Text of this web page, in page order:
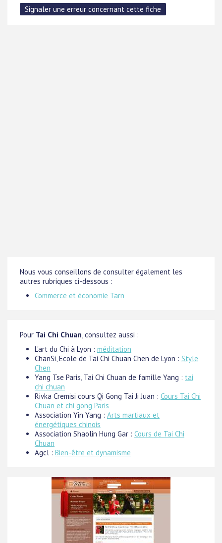
Nous vous conseillons de consulter également les
autres rubriques ci-dessous :
Commerce et économie Tarn
Pour Tai Chi Chuan, consultez aussi :
L'art du Chi à Lyon : méditation
ChanSi, Ecole de Tai Chi Chuan Chen de Lyon : Style
Chen
Yang Tse Paris, Tai Chi Chuan de famille Yang : tai
chi chuan
Rivka Cremisi cours Qi Gong Tai Ji Juan : Cours Tai Chi
Chuan et chi gong Paris
Association Yin Yang : Arts martiaux et
énergétiques chinois
Association Shaolin Hung Gar : Cours de Tai Chi
Chuan
Agcl : Bien-être et dynamisme